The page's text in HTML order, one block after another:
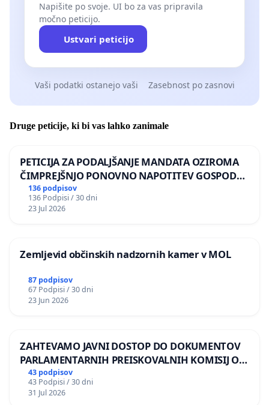
Napišite po svoje. UI bo za vas pripravila
močno peticijo.
Ustvari peticijo
Vaši podatki ostanejo vaši Zasebnost po zasnovi
Druge peticije, ki bi vas lahko zanimale
PETICIJA ZA PODALJŠANJE MANDATA OZIROMA
ČIMPREJŠNJO PONOVNO NAPOTITEV GOSPODA
BERNARDA ŠRAJNERJA NA VELEPOSLANIŠTVO
REPUBLIKE SLOVENIJE V MOSKVI
136 podpisov
136 Podpisi / 30 dni
23 Jul 2026
Zemljevid občinskih nadzornih kamer v MOL
87 podpisov
67 Podpisi / 30 dni
23 Jun 2026
ZAHTEVAMO JAVNI DOSTOP DO DOKUMENTOV
PARLAMENTARNIH PREISKOVALNIH KOMISIJ O
ILEGALNI TRGOVINI Z OROŽJEM
43 podpisov
43 Podpisi / 30 dni
31 Jul 2026